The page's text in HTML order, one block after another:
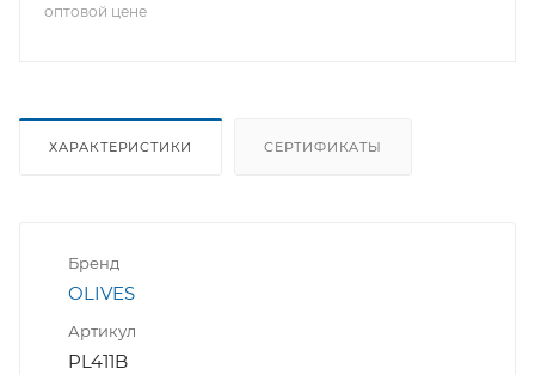
оптовой цене
ХАРАКТЕРИСТИКИ СЕРТИФИКАТЫ
Бренд
OLIVES
Артикул
PL411B